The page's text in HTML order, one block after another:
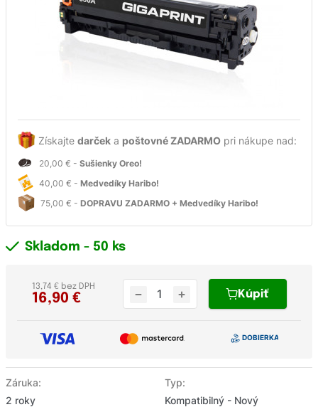
Získajte darček a poštovné ZADARMO pri nákupe nad:
20,00 € - Sušienky Oreo!
40,00 € - Medvedíky Haribo!
75,00 € - DOPRAVU ZADARMO + Medvedíky Haribo!
Záruka:
2 roky
Typ:
Kompatibilný - Nový
Skladom - 50 ks
16,90 €
13,74 € bez DPH
Kúpiť